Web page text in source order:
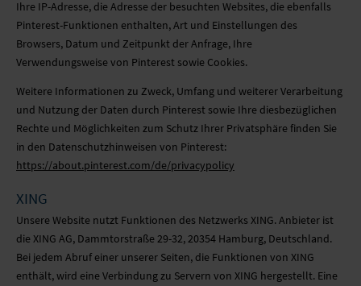
Ihre IP-Adresse, die Adresse der besuchten Websites, die ebenfalls
Pinterest-Funktionen enthalten, Art und Einstellungen des
Browsers, Datum und Zeitpunkt der Anfrage, Ihre
Verwendungsweise von Pinterest sowie Cookies.
Weitere Informationen zu Zweck, Umfang und weiterer Verarbeitung
und Nutzung der Daten durch Pinterest sowie Ihre diesbezüglichen
Rechte und Möglichkeiten zum Schutz Ihrer Privatsphäre finden Sie
in den Datenschutzhinweisen von Pinterest:
https://about.pinterest.com/de/privacypolicy
XING
Unsere Website nutzt Funktionen des Netzwerks XING. Anbieter ist
die XING AG, Dammtorstraße 29-32, 20354 Hamburg, Deutschland.
Bei jedem Abruf einer unserer Seiten, die Funktionen von XING
enthält, wird eine Verbindung zu Servern von XING hergestellt. Eine